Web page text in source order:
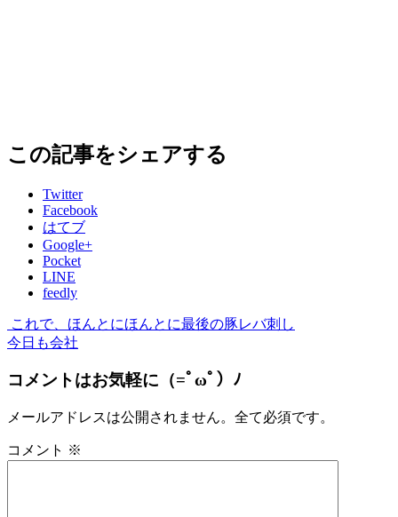
この記事をシェアする
Twitter
Facebook
はてブ
Google+
Pocket
LINE
feedly
これで、ほんとにほんとに最後の豚レバ刺し
今日も会社
コメントはお気軽に（=ﾟωﾟ）ﾉ
メールアドレスは公開されません。全て必須です。
コメント ※